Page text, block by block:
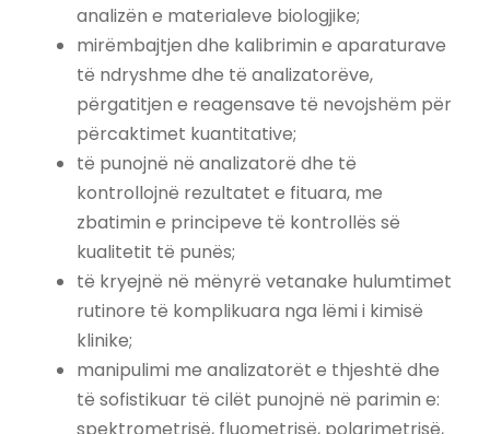
analizën e materialeve biologjike;
mirëmbajtjen dhe kalibrimin e aparaturave
të ndryshme dhe të analizatorëve,
përgatitjen e reagensave të nevojshëm për
përcaktimet kuantitative;
të punojnë në analizatorë dhe të
kontrollojnë rezultatet e fituara, me
zbatimin e principeve të kontrollës së
kualitetit të punës;
të kryejnë në mënyrë vetanake hulumtimet
rutinore të komplikuara nga lëmi i kimisë
klinike;
manipulimi me analizatorët e thjeshtë dhe
të sofistikuar të cilët punojnë në parimin e: